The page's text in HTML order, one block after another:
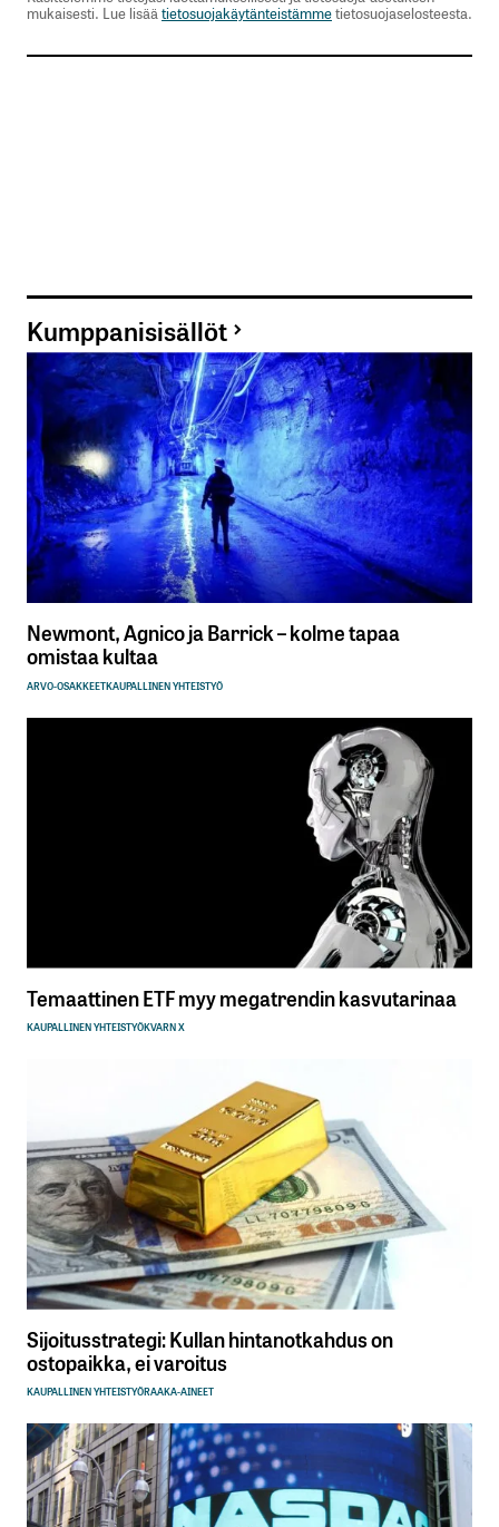
mukaisesti. Lue lisäätietosuojakäytänteistämmetietosuojaselosteesta.
Kumppanisisällöt
Newmont, Agnico ja Barrick – kolme tapaa
omistaa kultaa
ARVO-OSAKKEETKAUPALLINEN YHTEISTYÖ
Temaattinen ETF myy megatrendin kasvutarinaa
KAUPALLINEN YHTEISTYÖKVARN X
Sijoitusstrategi: Kullan hintanotkahdus on
ostopaikka, ei varoitus
KAUPALLINEN YHTEISTYÖRAAKA-AINEET